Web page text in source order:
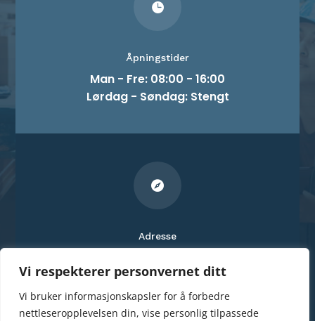
Vi respekterer personvernet ditt
Vi bruker informasjonskapsler for å forbedre
nettleseropplevelsen din, vise personlig tilpassede

Åpningstider
Man - Fre: 08:00 - 16:00
Lørdag - Søndag: Stengt

Adresse
0667 Oslo, Norway